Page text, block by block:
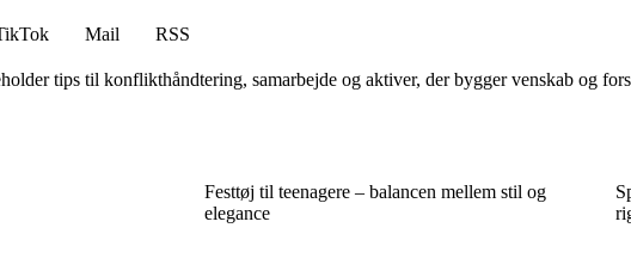
Mail
RSS
tips til konflikthåndtering, samarbejde og aktiver, der bygger venskab og
Festtøj til teenagere – balancen mellem stil og
elegance